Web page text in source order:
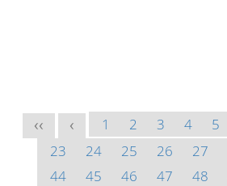
<< < 1 2 3 4 5
23
24 25 26 27
44
45 46 47 48